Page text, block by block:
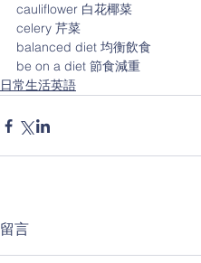
cauliflower 白花椰菜
celery 芹菜
balanced diet 均衡飲食
be on a diet 節食減重
日常生活英語
留言